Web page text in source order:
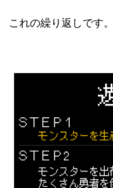
これの繰り返しです。